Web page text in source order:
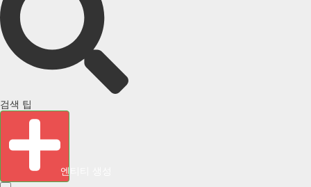
검색 팁
엔티티 생성